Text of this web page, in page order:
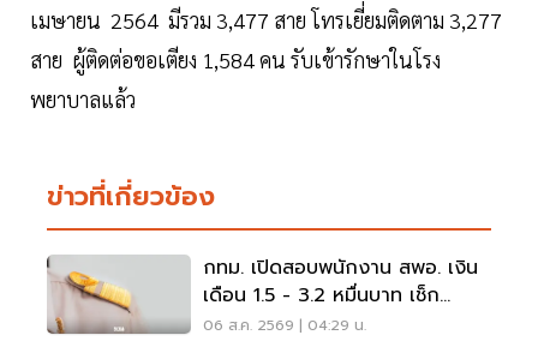
เมษายน 2564 มีรวม 3,477 สาย โทรเยี่ยมติดตาม 3,277
สาย ผู้ติดต่อขอเตียง 1,584 คน รับเข้ารักษาในโรง
พยาบาลแล้ว
ข่าวที่เกี่ยวข้อง
กทม. เปิดสอบพนักงาน สพอ. เงิน
เดือน 1.5 - 3.2 หมื่นบาท เช็ก
เงื่อนไข-วิธีสมัครที่นี่
06 ส.ค. 2569 | 04:29 น.